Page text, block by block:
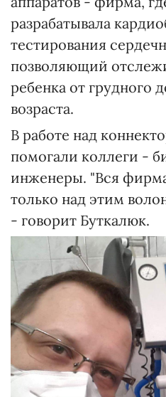
разрабатывала
тестирования
позволяющий
ребенка от грудного
возраста.
В работе над
помогали коллеги -
инженеры. "Вся
только над этим
- говорит Буткалюк.